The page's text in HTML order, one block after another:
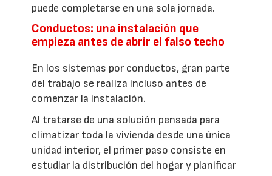
puede completarse en una sola jornada.
Conductos: una instalación que
empieza antes de abrir el falso techo
En los sistemas por conductos, gran parte
del trabajo se realiza incluso antes de
comenzar la instalación.
Al tratarse de una solución pensada para
climatizar toda la vivienda desde una única
unidad interior, el primer paso consiste en
estudiar la distribución del hogar y planificar